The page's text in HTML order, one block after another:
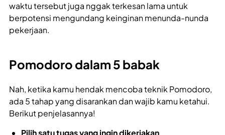
waktu tersebut juga nggak terkesan lama untuk
berpotensi mengundang keinginan menunda-nunda
pekerjaan.
Pomodoro dalam 5 babak
Nah, ketika kamu hendak mencoba teknik Pomodoro,
ada 5 tahap yang disarankan dan wajib kamu ketahui.
Berikut penjelasannya!